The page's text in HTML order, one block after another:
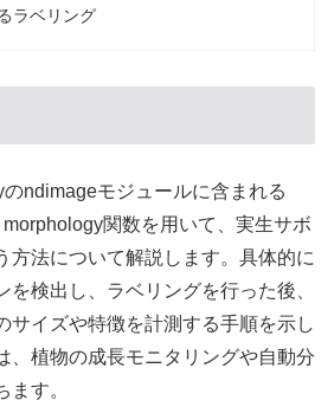
ラベリング
ndimageモジュールに含まれる
関数を用いて、実生サボ
方法について解説します。具体的に
を検出し、ラベリングを行った後、
サイズや特徴を計測する手順を示し
、植物の成長モニタリングや自動分
す。